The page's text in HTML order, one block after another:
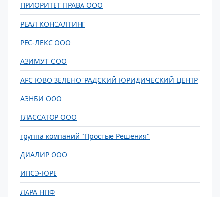
ПРИОРИТЕТ ПРАВА ООО
РЕАЛ КОНСАЛТИНГ
РЕС-ЛЕКС ООО
АЗИМУТ ООО
АРС ЮВО ЗЕЛЕНОГРАДСКИЙ ЮРИДИЧЕСКИЙ ЦЕНТР
АЭНБИ ООО
ГЛАССАТОР ООО
группа компаний "Простые Решения"
ДИАЛИР ООО
ИПСЭ-ЮРЕ
ЛАРА НПФ